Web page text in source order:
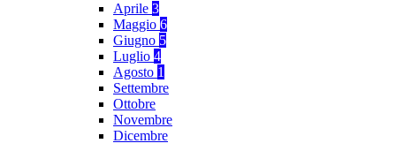
Aprile 3
Maggio 6
Giugno 5
Luglio 4
Agosto 1
Settembre
Ottobre
Novembre
Dicembre